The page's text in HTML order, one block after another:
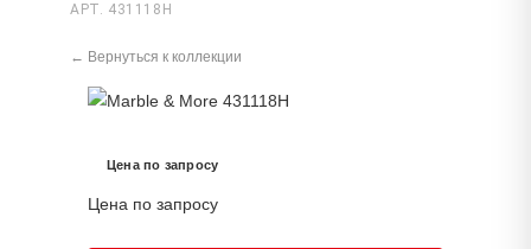
АРТ. 431118H
← Вернуться к коллекции
Цена по запросу
Цена по запросу